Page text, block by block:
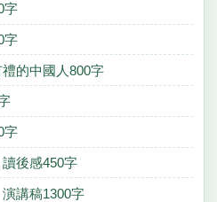
字
字
的中國人800字
字
讀後感450字
講稿1300字